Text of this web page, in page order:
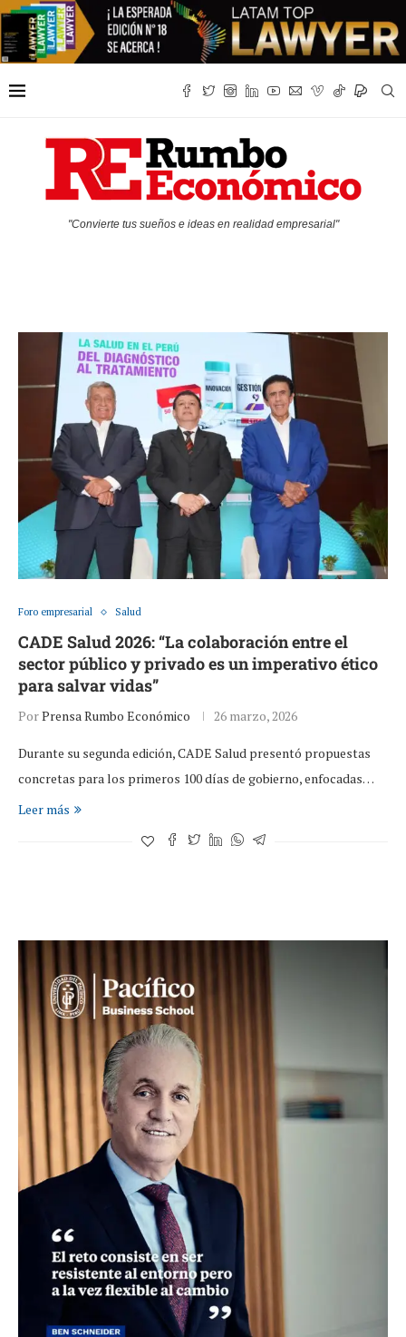
"Convierte tus sueños e ideas en realidad empresarial"
Foro empresarial Salud
CADE Salud 2026: “La colaboración entre el
sector público y privado es un imperativo ético
para salvar vidas”
PorPrensa Rumbo Económico 26 marzo, 2026
Durante su segunda edición, CADE Salud presentó propuestas
concretas para los primeros 100 días de gobierno, enfocadas…
Leer más